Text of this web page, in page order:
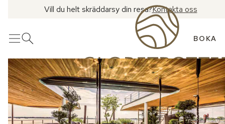
Vill du helt skräddarsy din resa?Kontakta oss
MenyÖppna sök BOKA